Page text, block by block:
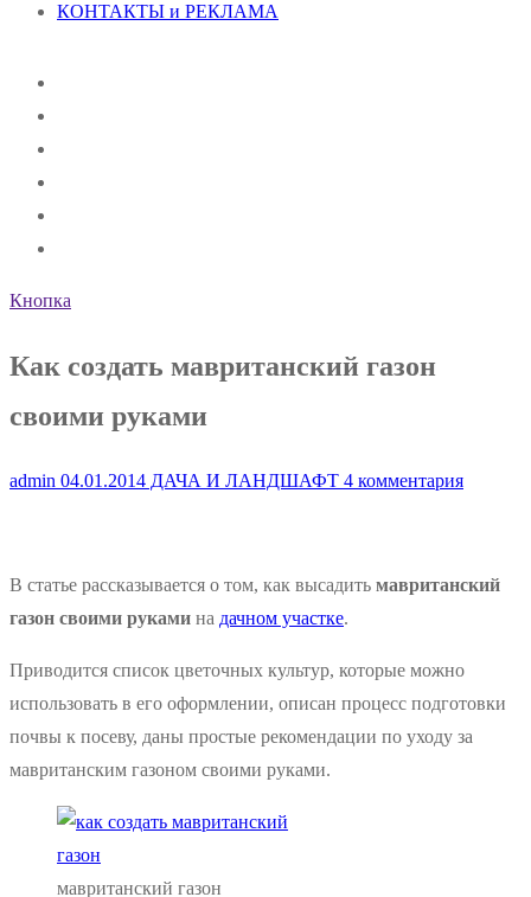
КОНТАКТЫ и РЕКЛАМА
Кнопка
Как создать мавританский газон
своими руками
admin 04.01.2014 ДАЧА И ЛАНДШАФТ 4 комментария
В статье рассказывается о том, как высадить мавританский
газон своими руками на дачном участке.
Приводится список цветочных культур, которые можно
использовать в его оформлении, описан процесс подготовки
почвы к посеву, даны простые рекомендации по уходу за
мавританским газоном своими руками.
мавританский газон